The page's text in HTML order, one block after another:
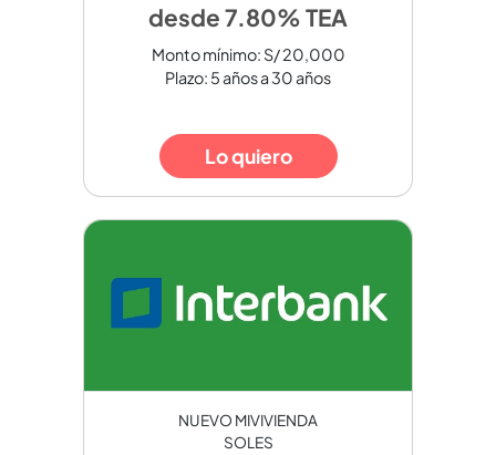
desde 7.80% TEA
Monto mínimo: S/ 20,000
Plazo: 5 años a 30 años
Lo quiero
NUEVO MIVIVIENDA
SOLES